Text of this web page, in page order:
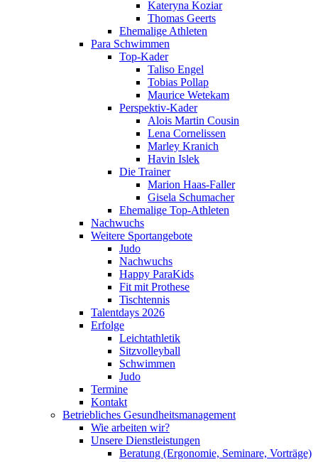
Kateryna Koziar
Thomas Geerts
Ehemalige Athleten
Para Schwimmen
Top-Kader
Taliso Engel
Tobias Pollap
Maurice Wetekam
Perspektiv-Kader
Alois Martin Cousin
Lena Cornelissen
Marley Kranich
Havin Islek
Die Trainer
Marion Haas-Faller
Gisela Schumacher
Ehemalige Top-Athleten
Nachwuchs
Weitere Sportangebote
Judo
Nachwuchs
Happy ParaKids
Fit mit Prothese
Tischtennis
Talentdays 2026
Erfolge
Leichtathletik
Sitzvolleyball
Schwimmen
Judo
Termine
Kontakt
Betriebliches Gesundheits­management
Wie arbeiten wir?
Unsere Dienstleistungen
Beratung (Ergonomie, Seminare, Vorträge)